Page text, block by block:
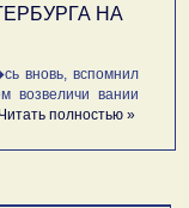
НА
вспомнил
возвеличи вании
Читать полностью »